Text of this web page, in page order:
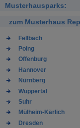
Musterhausparks:
zum Musterhaus
Fellbach
Poing
Offenburg
Hannover
Nürnberg
Wuppertal
Suhr
Mülheim-Kärlich
Dresden